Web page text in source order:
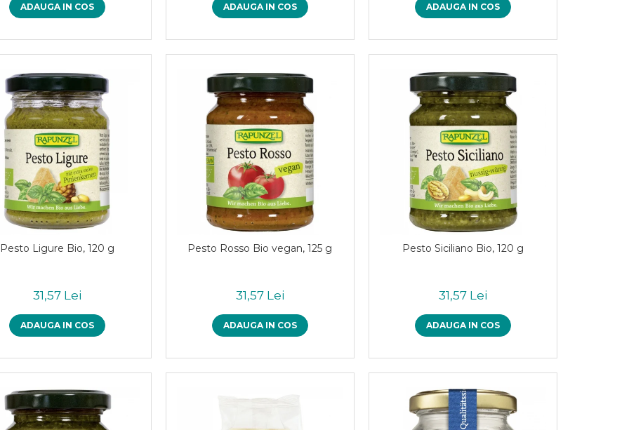
ADAUGA IN COS ADAUGA IN COS ADAUGA IN COS
Pesto Ligure Bio, 120 g
31,57 Lei
ADAUGA IN COS
Pesto Rosso Bio vegan, 125 g
31,57 Lei
ADAUGA IN COS
Pesto Siciliano Bio, 120 g
31,57 Lei
ADAUGA IN COS